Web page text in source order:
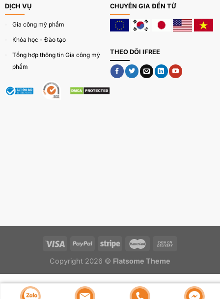
phần quan trọng trong công thức gia công trị nám của
IFREE.
– Chiết xuất 7 loại thảo dược Alpes: chất làm sáng da
mạnh mẽ giúp giảm đi các đốm nâu, đồi mồi, sạm nám
trên da.
– Hỗn hợp làm trắng Arbutin & Vitamin: ức chế enzyme
tyrosinase chính trong quá trình tổng hợp melanin, làm
Hướng dẫn sử dụng và bảo quản serum trị
Để biết thêm thông tin về sản phẩm, dịch vụ gia công,
DỊCH VỤ
Gia công mỹ phẩm
Khóa học - Đào tạo
Tổng hợp thông tin Gia công mỹ
phẩm
CHUYÊN GIA ĐẾN TỪ
THEO DÕI IFREE
Copyright 2026 © Flatsome Theme